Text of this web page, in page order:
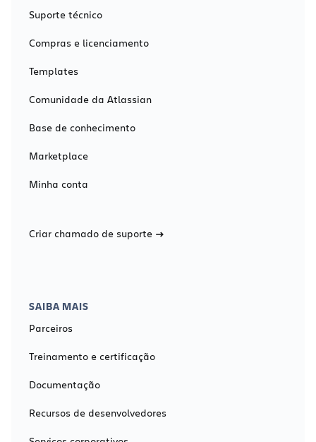
Suporte técnico
Compras e licenciamento
Templates
Comunidade da Atlassian
Base de conhecimento
Marketplace
Minha conta
Criar chamado de suporte
SAIBA MAIS
Parceiros
Treinamento e certificação
Documentação
Recursos de desenvolvedores